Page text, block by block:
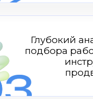
и активной
через оригинальную